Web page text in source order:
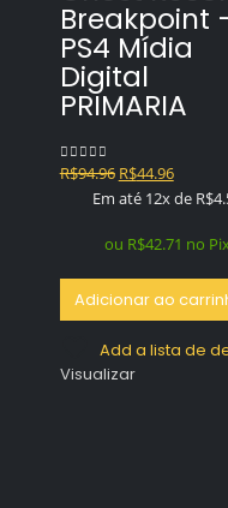
Breakpoint
PS4 Mídia
Digital
PRIMARIA
0out of 5
R$94.96 O
preço
era:
R$44.96O
preço
é:
Em até 12x de R$
ou R$42.71 no
Adicionar ao
Add a lista de
Visualizar